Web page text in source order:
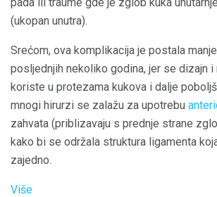
(ukopan unutra).
Srećom, ova komplikacija je postala
posljednjih nekoliko godina, jer se dizajn
koriste u protezama kukova i dalje
mnogi hirurzi se zalažu za upotrebu
zahvata (priblizavaju s prednje strane
kako bi se održala struktura ligamenta
zajedno.
Više